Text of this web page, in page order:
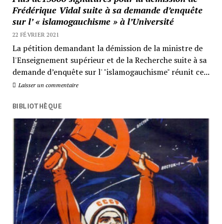
Frédérique Vidal suite à sa demande d’enquête
sur l’ « islamogauchisme » à l’Université
22 FÉVRIER 2021
La pétition demandant la démission de la ministre de
l'Enseignement supérieur et de la Recherche suite à sa
demande d’enquête sur l' "islamogauchisme" réunit ce...
Laisser un commentaire
BIBLIOTHÈQUE